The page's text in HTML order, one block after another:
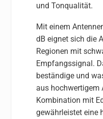
und Tonqualität.
Mit einem
dB eignet sich die
Regionen mit
Empfangssignal.
beständige und
aus hochwertigem
Kombination mit
gewährleistet eine